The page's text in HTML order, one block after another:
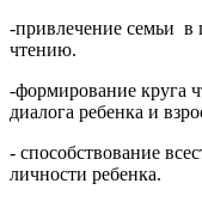
-привлечение семьи в
чтению.
-формирование круга
диалога ребенка и
- способствование
личности ребенка.